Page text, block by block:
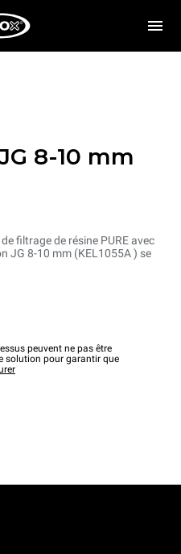
8-10 mm
filtrage de résine PURE avec
JG 8-10 mm (KEL1055A ) se
peuvent ne pas être
solution pour garantir que